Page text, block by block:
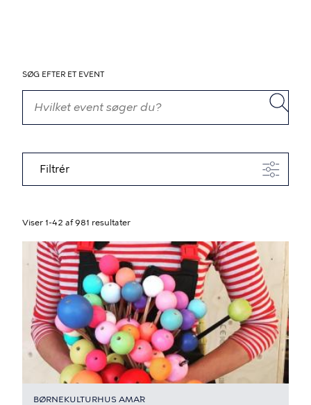
SØG EFTER ET EVENT
Filtrér
Viser 1-42 af 981 resultater
BØRNEKULTURHUS AMA´R